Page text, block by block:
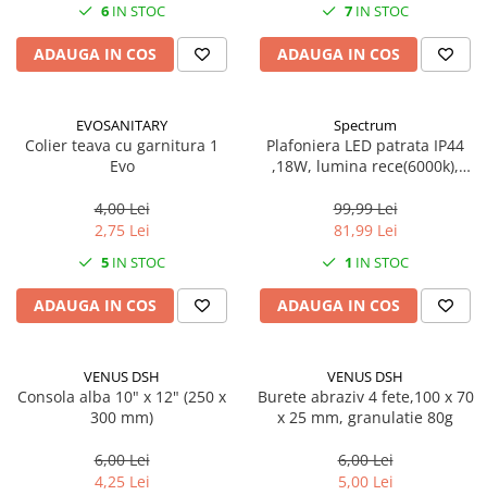
Curatenie
Cosuri de gunoi
Prosoape de hartie si servetele
Saci gunoi
Solutii geamuri
Solutii universale
Gradina
Accesorii pentru gradina
Articole antidaunatori gradina
Aspersoare
Furtunuri gradinarit
Ghivece si suporturi
6 IN STOC
ADAUGA IN COS
7 IN STOC
ADAUGA IN COS
EVOSANITARY
Colier teava cu garnitura 1
Evo
4,00 Lei
2,75 Lei
5 IN STOC
ADAUGA IN COS
Spectrum
Plafoniera LED patrata IP44
,18W, lumina rece(6000k),
99,99 Lei
81,99 Lei
1 IN STOC
ADAUGA IN COS
VENUS DSH
Consola alba 10" x 12" (250 x
300 mm)
6,00 Lei
4,25 Lei
VENUS DSH
Burete abraziv 4 fete,100 x 70
x 25 mm, granulatie 80g
6,00 Lei
5,00 Lei